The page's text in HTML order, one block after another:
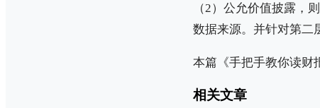
（2）公允价值披露，
数据来源。并针对第二
本篇《手把手教你读财
相关文章